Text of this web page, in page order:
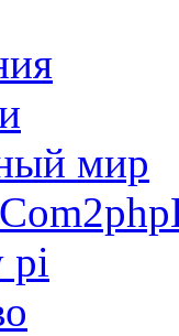
мир
pi